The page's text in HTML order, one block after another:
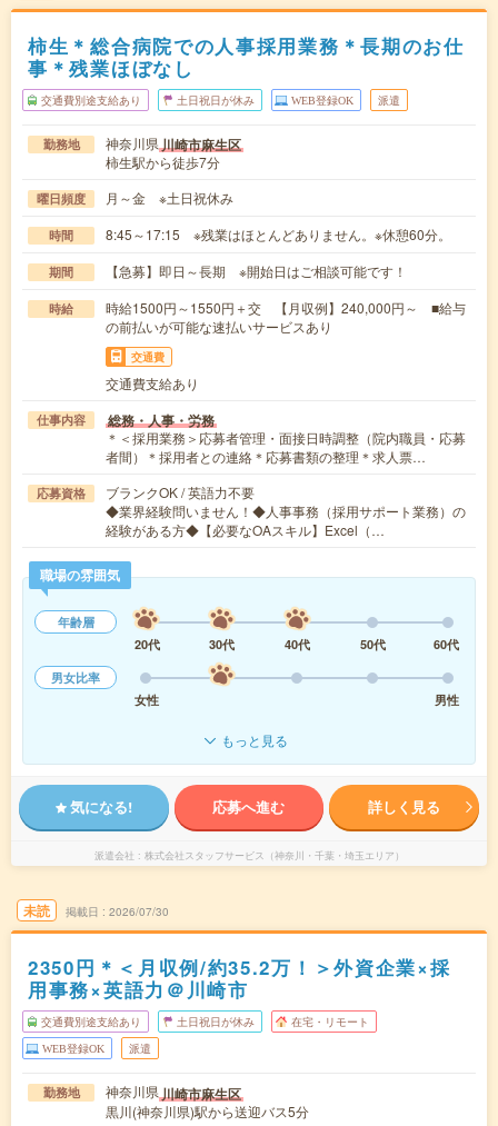
柿生＊総合病院での人事採用業務＊長期のお仕
事＊残業ほぼなし
交通費別途支給あり 土日祝日が休み WEB登録OK 派遣
勤務地 神奈川県川崎市麻生区
柿生駅から徒歩7分
曜日頻度 月～金 ※土日祝休み
時間 8:45～17:15 ※残業はほとんどありません。※休憩60分。
期間 【急募】即日～長期 ※開始日はご相談可能です！
時給
時給1500円～1550円＋交 【月収例】240,000円～ ■給与
の前払いが可能な速払いサービスあり
交通費
交通費支給あり
仕事内容 総務・人事・労務
＊＜採用業務＞応募者管理・面接日時調整（院内職員・応募
者間）＊採用者との連絡＊応募書類の整理＊求人票…
応募資格
ブランクOK / 英語力不要
◆業界経験問いません！◆人事事務（採用サポート業務）の
経験がある方◆【必要なOAスキル】Excel（…
職場の雰囲気
年齢層
20代
30代 40代 50代
60代
男女比率
女性
男性
もっと見る
気になる! 応募へ進む 詳しく見る
派遣会社 株式会社スタッフサービス（神奈川・千葉・埼玉エリア）
未読 掲載日 2026/07/30
2350円＊＜月収例/約35.2万！＞外資企業×採
用事務×英語力＠川崎市
交通費別途支給あり 土日祝日が休み 在宅・リモート
WEB登録OK 派遣
勤務地 神奈川県川崎市麻生区
黒川(神奈川県)駅から送迎バス5分